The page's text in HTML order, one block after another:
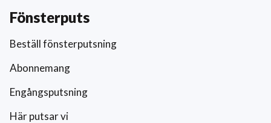
Fönsterputs
Beställ fönsterputsning
Abonnemang
Engångsputsning
Här putsar vi